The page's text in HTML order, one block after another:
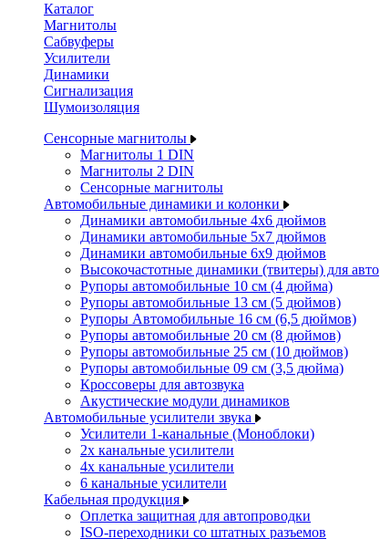
Каталог
Магнитолы
Сабвуферы
Усилители
Динамики
Сигнализация
Шумоизоляция
Сенсорные магнитолы
Магнитолы 1 DIN
Магнитолы 2 DIN
Сенсорные магнитолы
Автомобильные динамики и колонки
Динамики автомобильные 4x6 дюймов
Динамики автомобильные 5x7 дюймов
Динамики автомобильные 6x9 дюймов
Высокочастотные динамики (твитеры) для авто
Рупоры автомобильные 10 см (4 дюйма)
Рупоры автомобильные 13 см (5 дюймов)
Рупоры Автомобильные 16 см (6,5 дюймов)
Рупоры автомобильные 20 см (8 дюймов)
Рупоры автомобильные 25 см (10 дюймов)
Рупоры автомобильные 09 см (3,5 дюйма)
Кроссоверы для автозвука
Акустические модули динамиков
Автомобильные усилители звука
Усилители 1-канальные (Моноблоки)
2х канальные усилители
4х канальные усилители
6 канальные усилители
Кабельная продукция
Оплетка защитная для автопроводки
ISO-переходники со штатных разъемов